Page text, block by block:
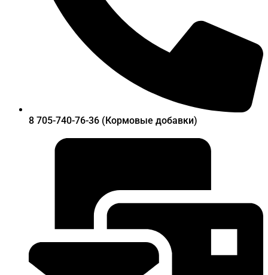
8 705-740-76-36 (Кормовые добавки)